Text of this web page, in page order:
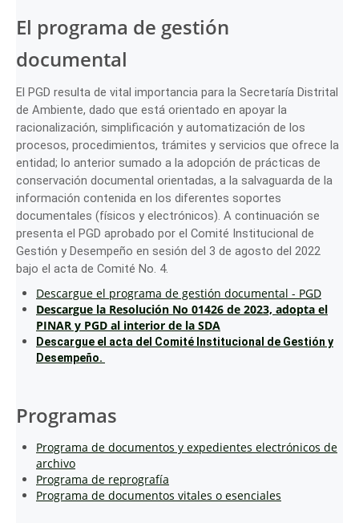
El programa de gestión
documental
El PGD resulta de vital importancia para la Secretaría Distrital
de Ambiente, dado que está orientado en apoyar la
racionalización, simplificación y automatización de los
procesos, procedimientos, trámites y servicios que ofrece la
entidad; lo anterior sumado a la adopción de prácticas de
conservación documental orientadas, a la salvaguarda de la
información contenida en los diferentes soportes
documentales (físicos y electrónicos). A continuación se
presenta el PGD aprobado por el Comité Institucional de
Gestión y Desempeño en sesión del 3 de agosto del 2022
bajo el acta de Comité No. 4.
Descargue el programa de gestión documental - PGD
Descargue la Resolución No 01426 de 2023, adopta el
PINAR y PGD al interior de la SDA
Descargue el acta del Comité Institucional de Gestión y
Desempeño.
Programas
Programa de documentos y expedientes electrónicos de
archivo
Programa de reprografía
Programa de documentos vitales o esenciales